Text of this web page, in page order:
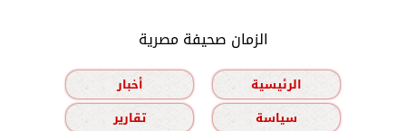
الزمان صحيفة مصرية
الرئيسية
أخبار
سياسة
تقارير